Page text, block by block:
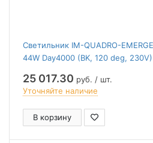
Светильник IM-QUADRO-
44W Day4000 (BK, 120 deg,
25 017.30 руб. / шт.
Уточняйте наличие
В корзину